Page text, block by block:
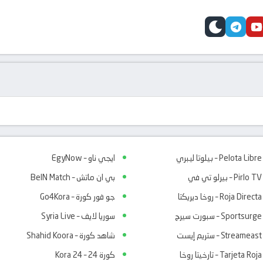
youtube
telegram
skin
Pelota Libre – بيلوتا ليبري
Pirlo TV – بيرلو تي في
Roja Directa – روخا ديريكتا
Sportsurge – سبورت سيرج
Streameast – ستريم إيست
Tarjeta Roja – تارخيتا روخا
ايجي ناو – EgyNow
بي ان ماتش – BeIN Match
جو فور كورة – Go4Kora
سوريا لايف – Syria Live
شاهد كورة – Shahid Koora
كورة 24 – Kora 24